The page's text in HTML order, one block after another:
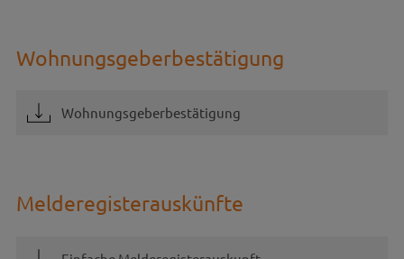
Wohnungsgeberbestätigung
Wohnungsgeberbestätigung
Melderegisterauskünfte